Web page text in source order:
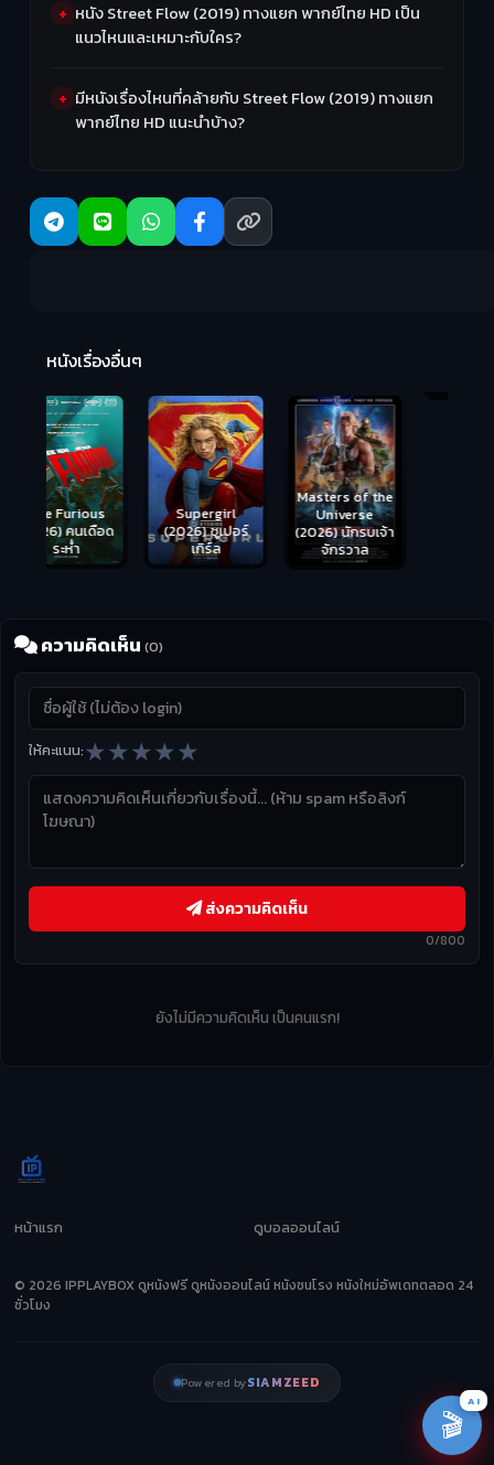
หนัง Street Flow (2019) ทางแยก พากย์ไทย HD เป็น
แนวไหนและเหมาะกับใคร?
มีหนังเรื่องไหนที่คล้ายกับ Street Flow (2019) ทางแยก
พากย์ไทย HD แนะนำบ้าง?
หนังเรื่องอื่นๆ
Supergirl
(2026) ซูเปอร์
Masters of the
Universe
(2026) นักรบเจ้า
จักรวาล
Hungry (2026)
มันเด้งขึ้นมาแดก
ความคิดเห็น (0)
ให้คะแนน:★★★★★
0/800
ส่งความคิดเห็น
ยังไม่มีความคิดเห็น เป็นคนแรก!
หน้าแรก ดูบอลออนไลน์
© 2026 IPPLAYBOX ดูหนังฟรี ดูหนังออนไลน์ หนังชนโรง หนังใหม่อัพเดทตลอด 24
ชั่วโมง
Powered bySIAMZEED
🎬
AI